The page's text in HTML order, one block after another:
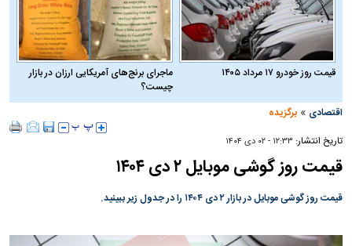
قیمت روز خودرو ۱۷ مرداد ۱۴۰۵
ماجرای برنج‌های آمریکایی ارزان در بازار
چیست؟
اقتصادی »برگزیده
تاریخ انتشار: ۱۲:۳۳ - ۰۲ دی ۱۴۰۴
قیمت روز گوشی موبایل ۲ دی ۱۴۰۴
قیمت روز گوشی موبایل در بازار ۲ دی ۱۴۰۴ را در جدول زیر ببینید.